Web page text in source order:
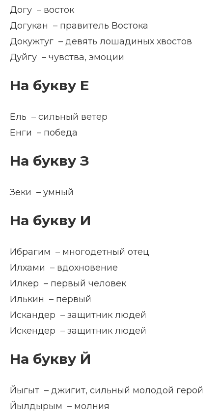
Догу – восток
Догукан – правитель Востока
Докужтуг – девять лошадиных хвостов
Дуйгу – чувства, эмоции
На букву Е
Ель – сильный ветер
Енги – победа
На букву З
Зеки – умный
На букву И
Ибрагим – многодетный отец
Илхами – вдохновение
Илкер – первый человек
Илькин – первый
Искандер – защитник людей
Искендер – защитник людей
На букву Й
Йыгыт – джигит, сильный молодой герой
Йылдырым – молния